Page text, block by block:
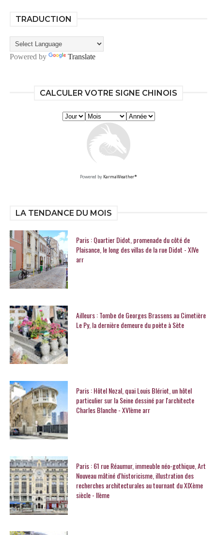
TRADUCTION
Powered by Translate
CALCULER VOTRE SIGNE CHINOIS
Powered by KarmaWeather®
LA TENDANCE DU MOIS
Paris : Quartier Didot, promenade du côté de
Plaisance, le long des villas de la rue Didot - XIVe
arr
Ailleurs : Tombe de Georges Brassens au Cimetière
Le Py, la dernière demeure du poète à Sète
Paris : Hôtel Nozal, quai Louis Blériot, un hôtel
particulier sur la Seine dessiné par l'architecte
Charles Blanche - XVIème arr
Paris : 61 rue Réaumur, immeuble néo-gothique, Art
Nouveau mâtiné d'historicisme, illustration des
recherches architecturales au tournant du XIXème
siècle - IIème